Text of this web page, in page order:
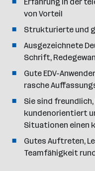
von Vorteil
Strukturierte und
Ausgezeichnete
Schrift,
Gute EDV-
rasche
Sie sind
kundenorientiert
Situationen einen
Gutes Auftreten,
Teamfähigkeit